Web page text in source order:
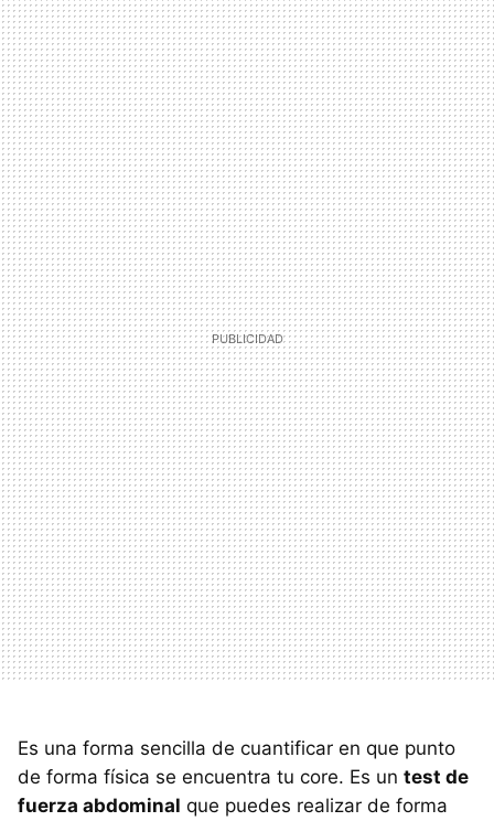
Es una forma sencilla de cuantificar en que punto
de forma física se encuentra tu core. Es un test de
fuerza abdominal que puedes realizar de forma